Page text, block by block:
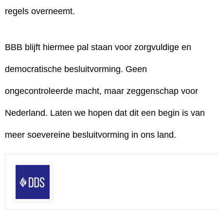
regels overneemt.
BBB blijft hiermee pal staan voor zorgvuldige en
democratische besluitvorming. Geen
ongecontroleerde macht, maar zeggenschap voor
Nederland. Laten we hopen dat dit een begin is van
meer soevereine besluitvorming in ons land.